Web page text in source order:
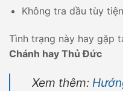
Không tra dầu tùy
Tình trạng này hay gặp
Chánh hay Thủ Đức
Xem thêm: